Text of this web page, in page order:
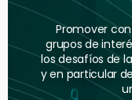
Promover
grupos de
los desafíos de
y en particular